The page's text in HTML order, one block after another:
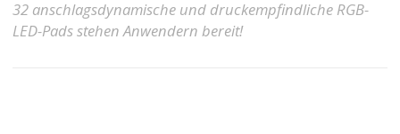
32 anschlagsdynamische und druckempfindliche RGB-
LED-Pads stehen Anwendern bereit!